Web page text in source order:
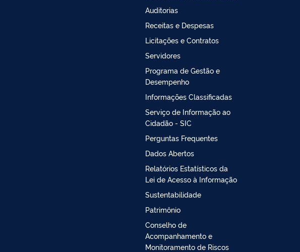
Auditorias
Receitas e Despesas
Licitações e Contratos
Servidores
Programa de Gestão e
Desempenho
Informações Classificadas
Serviço de Informação ao
Cidadão - SIC
Perguntas Frequentes
Dados Abertos
Relatórios Estatísticos da
Lei de Acesso à Informação
Sustentabilidade
Patrimônio
Conselho de
Acompanhamento e
Monitoramento de Riscos